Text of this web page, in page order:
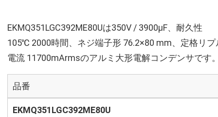
EKMQ351LGC392ME80Uは350V / 3900µF、耐久性
105℃ 2000時間、ネジ端子形 76.2×80 mm、定格リプ
電流 11700mArmsのアルミ大形電解コンデンサです
品番
EKMQ351LGC392ME80U